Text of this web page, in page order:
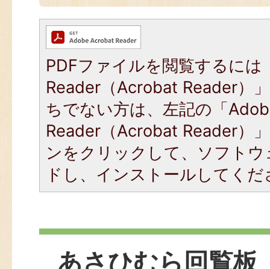
PDFファイルを閲覧するには
Reader（Acrobat Reader）
ちでない方は、左記の「
Reader（Acrobat Reader）
ンをクリックして、ソフト
ドし、インストールしてくだ
あさひむら回覧板